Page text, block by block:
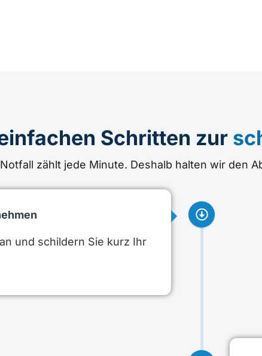
Schritten zur
zählt jede Minute. Deshalb halten wir den
und schildern Sie kurz Ihr